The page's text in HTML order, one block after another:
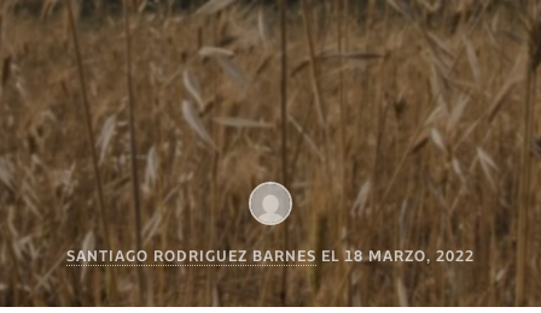
SANTIAGO RODRIGUEZ BARNES EL18 MARZO, 2022